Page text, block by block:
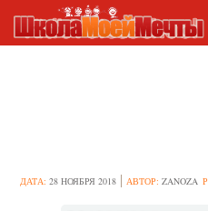
ДАТА:28 НОЯБРЯ 2018 АВТОР:ZANOZA